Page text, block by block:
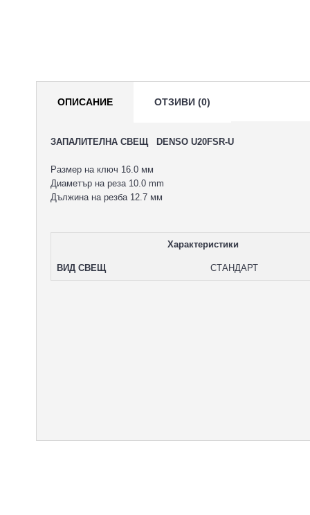
ОПИСАНИЕ ОТЗИВИ (0)
ЗАПАЛИТЕЛНА СВЕЩ DENSO U20FSR-U
Размер на ключ 16.0 мм
Диаметър на реза 10.0 mm
Дължина на резба 12.7 мм
Характеристики
ВИД СВЕЩ СТАНДАРТ